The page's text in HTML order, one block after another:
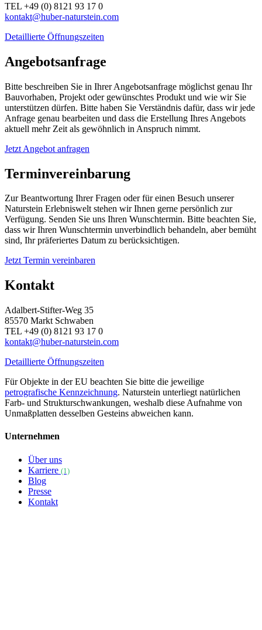
TEL +49 (0) 8121 93 17 0
kontakt@huber-naturstein.com
Detaillierte Öffnungszeiten
Angebotsanfrage
Bitte beschreiben Sie in Ihrer Angebotsanfrage möglichst genau Ihr
Bauvorhaben, Projekt oder gewünschtes Produkt und wie wir Sie
unterstützen dürfen. Bitte haben Sie Verständnis dafür, dass wir jede
Anfrage genau bearbeiten und dass die Erstellung Ihres Angebots
aktuell mehr Zeit als gewöhnlich in Anspruch nimmt.
Jetzt Angebot anfragen
Terminvereinbarung
Zur Beantwortung Ihrer Fragen oder für einen Besuch unserer
Naturstein Erlebniswelt stehen wir Ihnen gerne persönlich zur
Verfügung. Senden Sie uns Ihren Wunschtermin. Bitte beachten Sie,
dass wir Ihren Wunschtermin unverbindlich behandeln, aber bemüht
sind, Ihr präferiertes Datum zu berücksichtigen.
Jetzt Termin vereinbaren
Kontakt
Adalbert-Stifter-Weg 35
85570 Markt Schwaben
TEL +49 (0) 8121 93 17 0
kontakt@huber-naturstein.com
Detaillierte Öffnungszeiten
Für Objekte in der EU beachten Sie bitte die jeweilige
petrografische Kennzeichnung. Naturstein unterliegt natürlichen
Farb- und Strukturschwankungen, weshalb diese Aufnahme von
Unmaßplatten desselben Gesteins abweichen kann.
Unternehmen
Über uns
Karriere (1)
Blog
Presse
Kontakt